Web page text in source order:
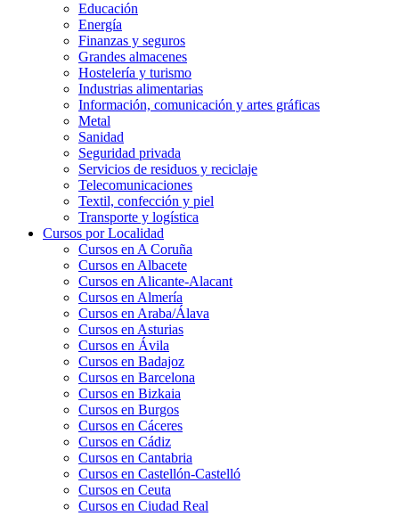
Educación
Energía
Finanzas y seguros
Grandes almacenes
Hostelería y turismo
Industrias alimentarias
Información, comunicación y artes gráficas
Metal
Sanidad
Seguridad privada
Servicios de residuos y reciclaje
Telecomunicaciones
Textil, confección y piel
Transporte y logística
Cursos por Localidad
Cursos en A Coruña
Cursos en Albacete
Cursos en Alicante-Alacant
Cursos en Almería
Cursos en Araba/Álava
Cursos en Asturias
Cursos en Ávila
Cursos en Badajoz
Cursos en Barcelona
Cursos en Bizkaia
Cursos en Burgos
Cursos en Cáceres
Cursos en Cádiz
Cursos en Cantabria
Cursos en Castellón-Castelló
Cursos en Ceuta
Cursos en Ciudad Real